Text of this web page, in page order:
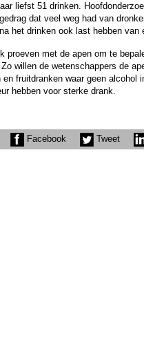
liefst 51 drinken.
dat veel weg had van
het drinken ook last hebben van
proeven met de apen om te
willen de wetenschappers de
fruitdranken waar geen
hebben voor sterke drank.
Facebook Tweet